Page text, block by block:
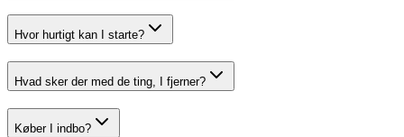
Hvor hurtigt kan I starte?
Hvad sker der med de ting, I fjerner?
Køber I indbo?